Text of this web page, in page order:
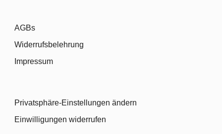
AGBs
Widerrufsbelehrung
Impressum
Privatsphäre-Einstellungen ändern
Einwilligungen widerrufen